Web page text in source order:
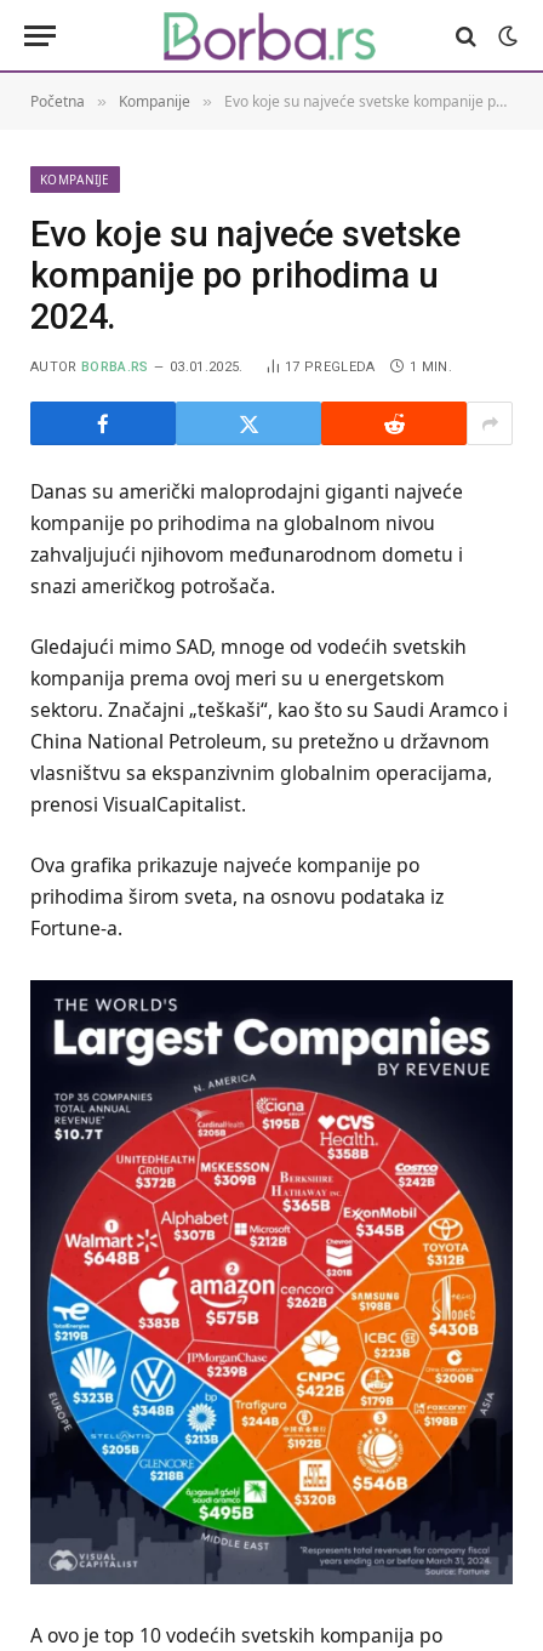
Početna » Kompanije » Evo koje su najveće svetske kompanije po prihodima u 2024.
KOMPANIJE
Evo koje su najveće svetske
kompanije po prihodima u
2024.
AUTOR BORBA.RS 03.01.2025. 17 PREGLEDA 1 MIN.
Danas su američki maloprodajni giganti najveće
kompanije po prihodima na globalnom nivou
zahvaljujući njihovom međunarodnom dometu i
snazi američkog potrošača.
Gledajući mimo SAD, mnoge od vodećih svetskih
kompanija prema ovoj meri su u energetskom
sektoru. Značajni „teškaši“, kao što su Saudi Aramco i
China National Petroleum, su pretežno u državnom
vlasništvu sa ekspanzivnim globalnim operacijama,
prenosi VisualCapitalist.
Ova grafika prikazuje najveće kompanije po
prihodima širom sveta, na osnovu podataka iz
Fortune-a.
A ovo je top 10 vodećih svetskih kompanija po